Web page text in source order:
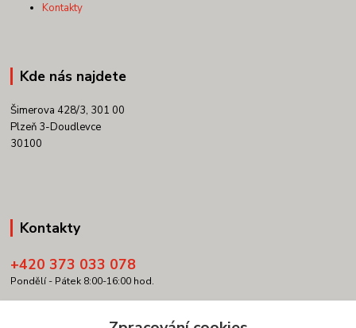
Kontakty
Kde nás najdete
Šimerova 428/3, 301 00
Plzeň 3-Doudlevce
30100
Kontakty
+420 373 033 078
Pondělí - Pátek 8:00-16:00 hod.